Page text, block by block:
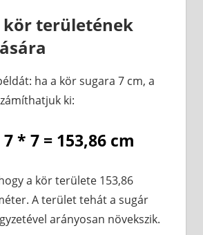
kör területének
ha a kör sugara 7 cm, a
ki:
* 7 = 153,86 cm
a kör területe 153,86
A terület tehát a sugár
arányosan növekszik.